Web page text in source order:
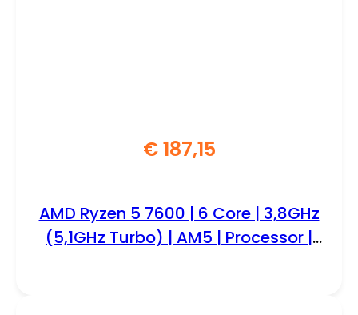
€187,15
AMD Ryzen 5 7600 | 6 Core | 3,8GHz
(5,1GHz Turbo) | AM5 | Processor |